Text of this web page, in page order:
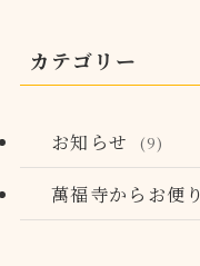
カテゴリー
お知らせ (9)
萬福寺からお便り